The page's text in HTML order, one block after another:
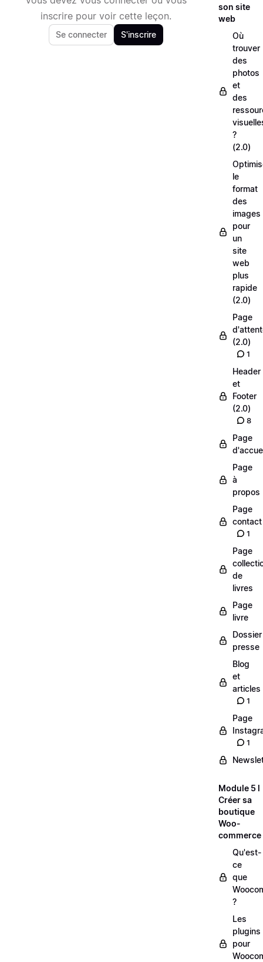
inscrire pour voir cette leçon.
Se connecter S'inscrire
son site
web
Où
trouver
des
photos
et
des
?
(2.0)
le
format
des
images
pour
un
site
web
plus
rapide
(2.0)
Page
(2.0)
1
Header
et
Footer
(2.0)
8
Page
Page
à
propos
Page
contact
1
Page
de
livres
Page
livre
Dossier
presse
Blog
et
articles
1
Page
1
Module 5 l
Créer sa
boutique
Woo-
commerce
Qu'est-
ce
que
?
Les
plugins
pour